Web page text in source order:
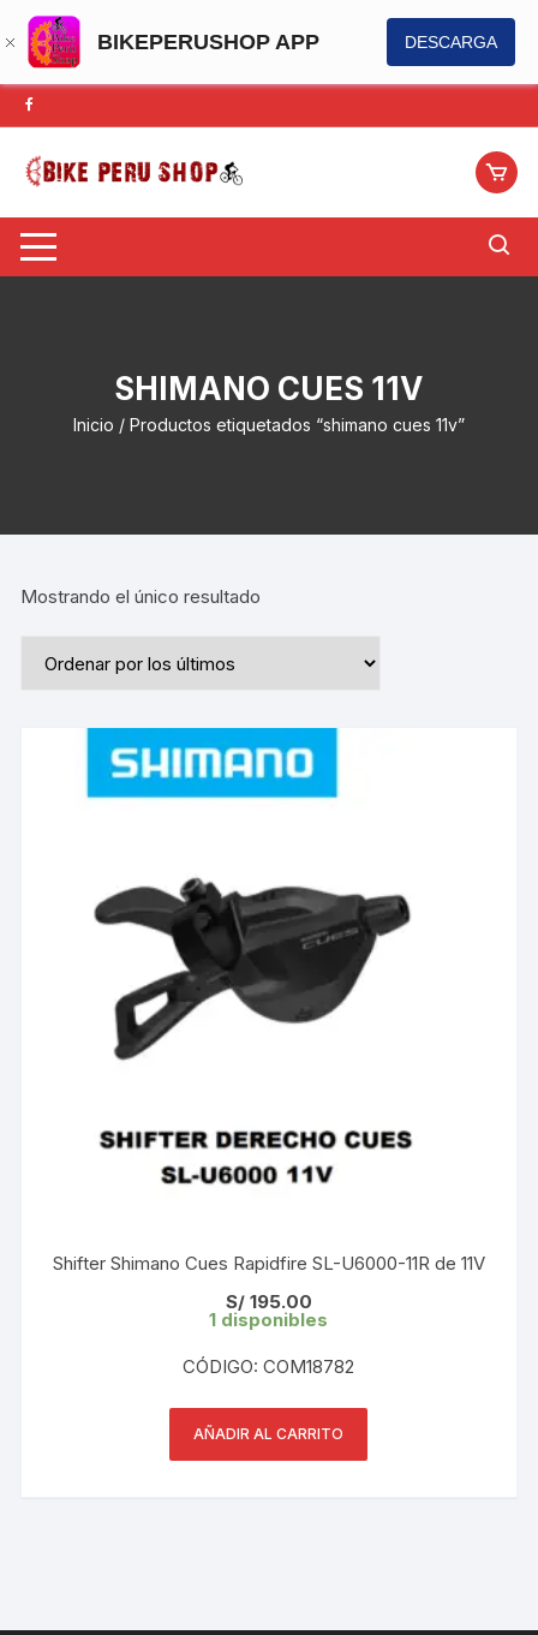
BIKEPERUSHOP APP DESCARGA
Saltar
al
contenido
SHIMANO CUES 11V
Inicio / Productos etiquetados “shimano cues 11v”
Mostrando el único resultado
Shifter Shimano Cues Rapidfire SL-U6000-11R de 11V
S/195.00
1 disponibles
CÓDIGO: COM18782
AÑADIR AL CARRITO